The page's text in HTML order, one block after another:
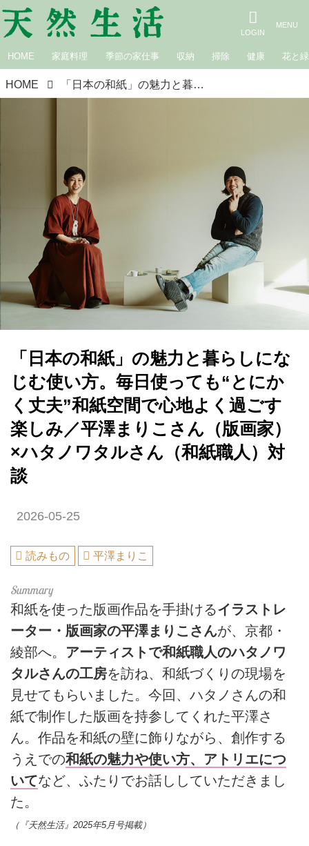
HOME 家庭料理 季節の家仕事 収納 掃除 健康 花と緑
HOME 「日本の和紙」の魅力と暮らしになじむ使い方。毎日使っても“とにかく丈夫”和紙空間で心地よく過ごす楽しみ／平澤まりこさん（版画家）×ハタノワタルさん（和紙職人）対談
「日本の和紙」の魅力と暮らしにな
じむ使い方。毎日使っても“とにか
く丈夫”和紙空間で心地よく過ごす
楽しみ／平澤まりこさん（版画家）
×ハタノワタルさん（和紙職人）対
談
2026-05-25
読みもの 平澤まりこ
和紙を使った版画作品を手掛けるイラストレ
ーター・版画家の平澤まりこさんが、京都・
綾部へ。 アーティストで和紙職人のハタノワ
タルさんの工房を訪ね、和紙づくりの現場を
見せてもらいました。今回、ハタノさんの和
紙で制作した版画を持参してくれた平澤さ
ん。作品を和紙の壁に飾りながら、創作する
うえでの和紙の魅力や使い方、アトリエにつ
いてなど、ふたりでお話ししていただきまし
た。
（『天然生活』2025年5月号掲載）